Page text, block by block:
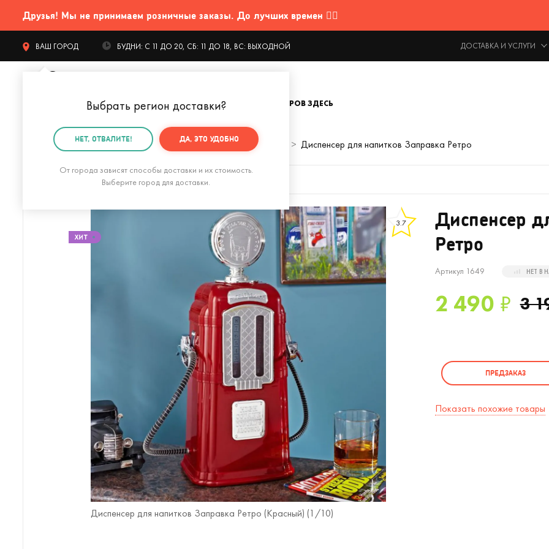
Друзья! Мы не принимаем розничные заказы. До лучших времен 🤷‍♂️
ВАШ ГОРОД
Выбрать регион доставки?
НЕТ, ОТВАЛИТЕ! ДА, ЭТО УДОБНО
От города зависят способы доставки и их стоимость.
Выберите город для доставки.
БУДНИ: С 11 ДО 20, СБ: 11 ДО 18, ВС: ВЫХОДНОЙ ДОСТАВКА И УСЛУГИ
КАТАЛОГ ТОВАРОВ ЗДЕСЬ
Главная Дом и офис Бар Диспенсеры для напитков Диспенсер для напитков Заправка Ретро
3.7
Диспенсер для напитков Заправка Ретро (Красный) (1 /10)
Диспенсер
Ретро
Артикул 1649 НЕТ В
2 490 ₽ 3
ПРЕДЗАКАЗ
Показать похожие товары